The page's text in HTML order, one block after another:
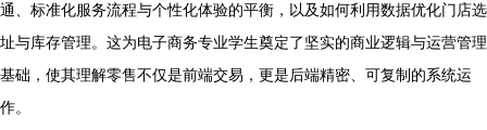
通、标准化服务流程与个性化体验的平衡，以及如何利用数据优化门店选
址与库存管理。这为电子商务专业学生奠定了坚实的商业逻辑与运营管理
基础，使其理解零售不仅是前端交易，更是后端精密、可复制的系统运
作。